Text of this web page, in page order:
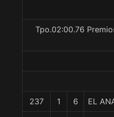
Tpo.02:00.76
237 1 6 EL